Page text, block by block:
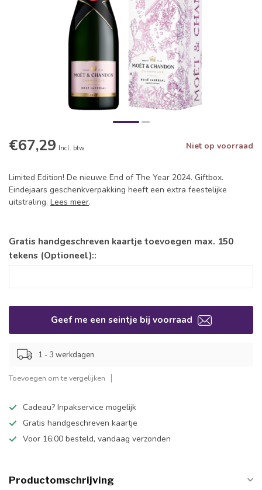
€67,29 Incl. btw Niet op voorraad
Limited Edition! De nieuwe End of The Year 2024. Giftbox.
Eindejaars geschenkverpakking heeft een extra feestelijke
uitstraling. Lees meer.
Gratis handgeschreven kaartje toevoegen max. 150
tekens (Optioneel)::
Geef me een seintje bij voorraad
1 - 3 werkdagen
Toevoegen om te vergelijken
Cadeau? Inpakservice mogelijk
Gratis handgeschreven kaartje
Voor 16:00 besteld, vandaag verzonden
Productomschrijving